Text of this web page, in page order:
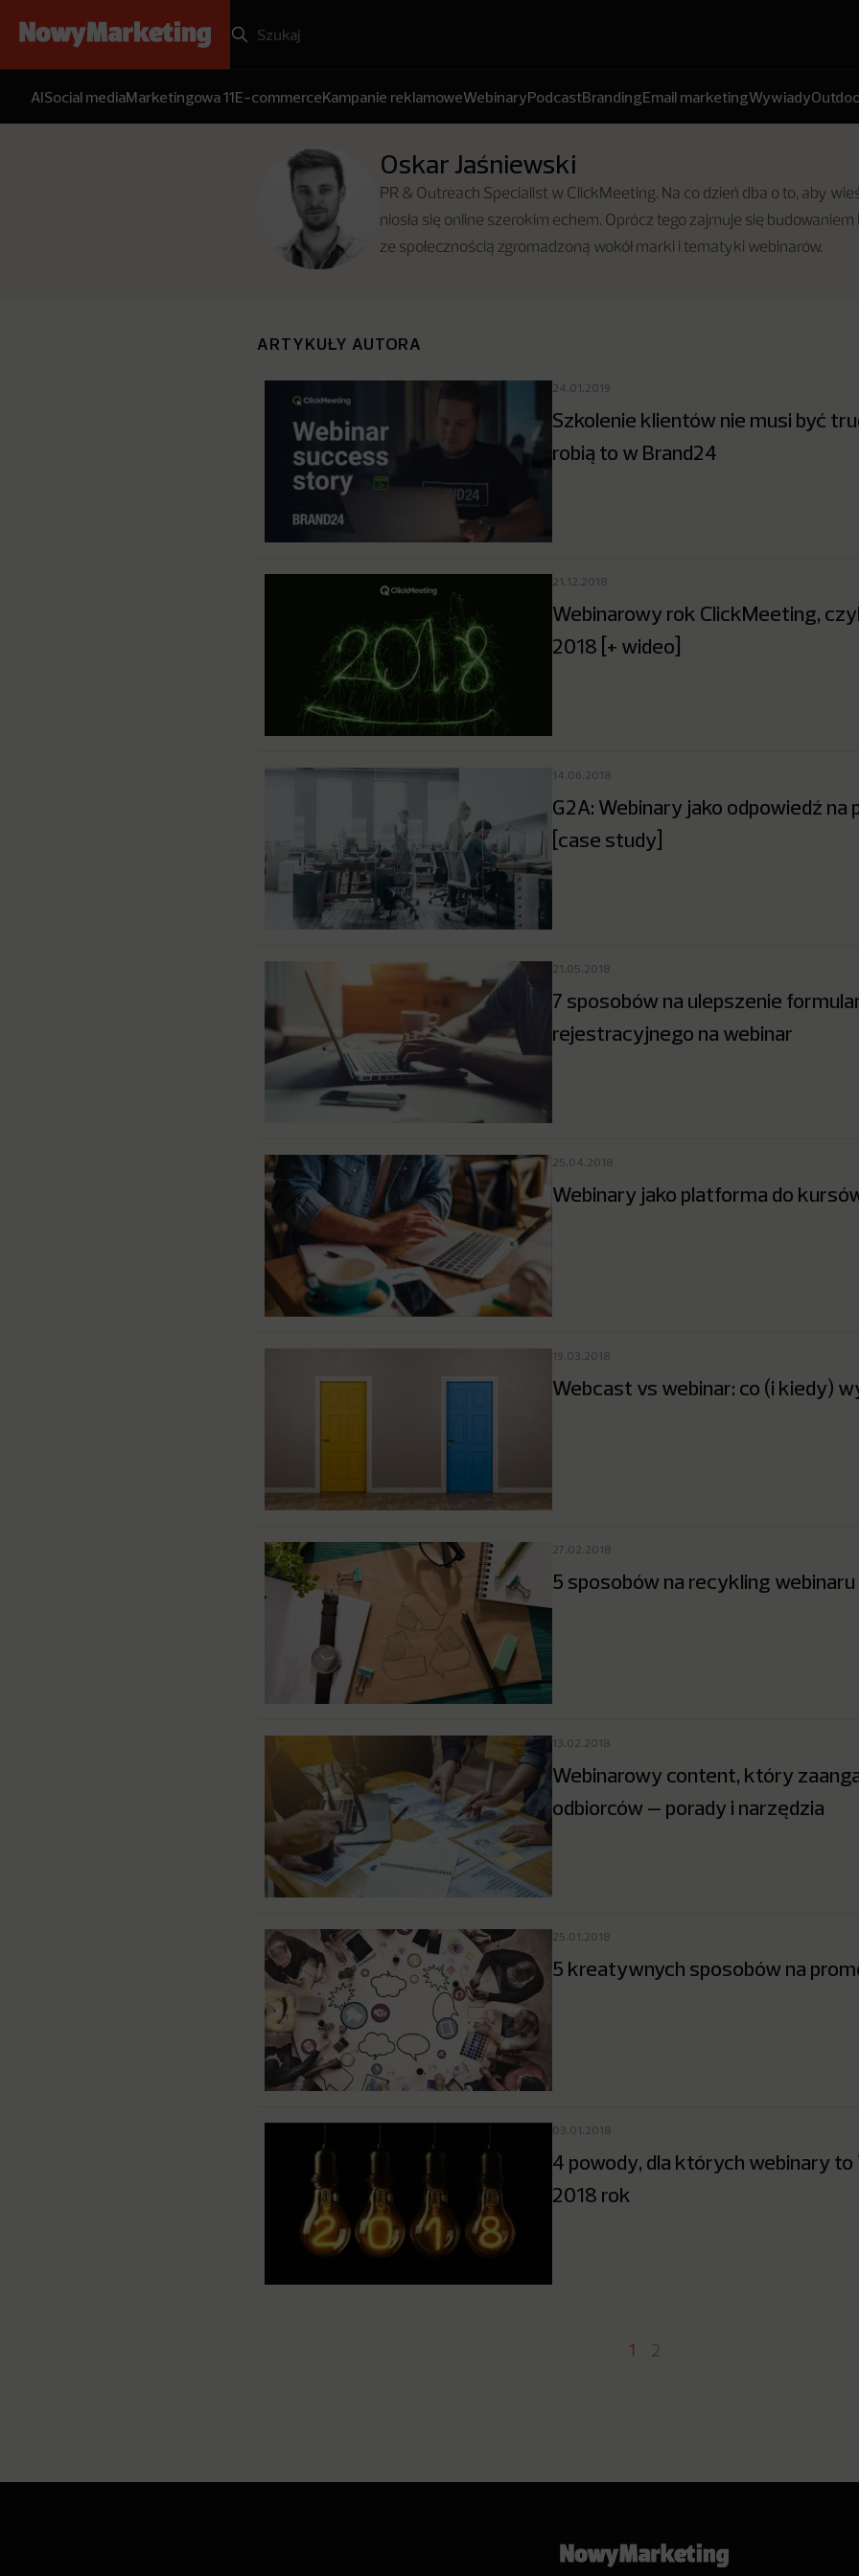
AISocial mediaMarketingowa 11E-commerceKampanie reklamoweWebinaryPodcastBrandingEmail marketingWywiady
Oskar Jaśniewski
PR & Outreach Specialist w ClickMeeting. Na co dzień dba o to, aby
niosła się online szerokim echem. Oprócz tego zajmuje się
ze społecznością zgromadzoną wokół marki i tematyki webinarów.
ARTYKUŁY AUTORA
24.01.2019
Szkolenie klientów nie musi być
robią to w Brand24
21.12.2018
Webinarowy rok ClickMeeting,
2018 [+ wideo]
14.06.2018
G2A: Webinary jako odpowiedź
[case study]
21.05.2018
7 sposobów na ulepszenie
rejestracyjnego na webinar
25.04.2018
Webinary jako platforma do
19.03.2018
Webcast vs webinar: co (i kiedy)
27.02.2018
5 sposobów na recykling webinaru
13.02.2018
Webinarowy content, który
odbiorców – porady i narzędzia
25.01.2018
5 kreatywnych sposobów na
03.01.2018
4 powody, dla których webinary to
2018 rok
1 2